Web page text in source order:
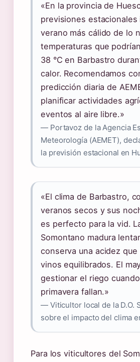
«En la provincia de
previsiones estacionales
verano más cálido de lo
temperaturas que
38 °C en Barbastro
calor. Recomendamos
predicción diaria de
planificar actividades
eventos al aire libre.»
— Portavoz de la Agencia
Meteorología (AEMET),
la previsión estacional en
«El clima de Barbastro,
veranos secos y sus
es perfecto para la vid.
Somontano madura
conserva una acidez
vinos equilibrados. El
gestionar el riego
primavera fallan.»
— Viticultor local de la D.O.
sobre el impacto del clima
Para los viticultores del